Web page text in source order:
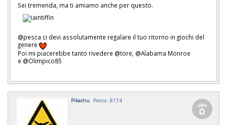
Sei tremenda, ma ti amiamo anche per questo.
@pesca ci devi assolutamente regalare il tuo ritorno in giochi del
genere
Poi mi piacerebbe tanto rivedere @tore, @Alabama Monroe
e @Olimpico85
Pikachu Posts: 8174